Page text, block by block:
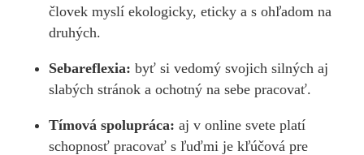
človek myslí ekologicky, eticky a s ohľadom na
druhých.
Sebareflexia:byť si vedomý svojich silných aj
slabých stránok a ochotný na sebe pracovať.
Tímová spolupráca:aj v online svete platí
schopnosť pracovať s ľuďmi je kľúčová pre